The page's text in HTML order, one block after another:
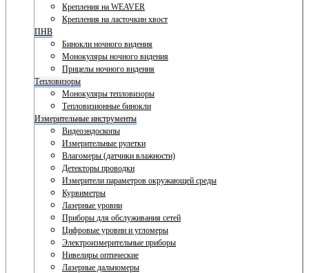
Крепления на WEAVER
Крепления на ласточкин хвост
ПНВ
Бинокли ночного видения
Монокуляры ночного видения
Прицелы ночного видения
Тепловизоры
Монокуляры тепловизоры
Тепловизионные бинокли
Измерительные инструменты
Видеоэндоскопы
Измерительные рулетки
Влагомеры (датчики влажности)
Детекторы проводки
Измерители параметров окружающей среды
Курвиметры
Лазерные уровни
Приборы для обслуживания сетей
Цифровые уровни и угломеры
Электроизмерительные приборы
Нивелиры оптические
Лазерные дальномеры